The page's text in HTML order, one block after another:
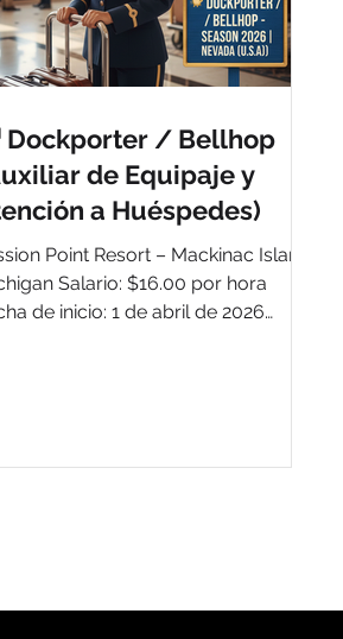
Dockporter / Bellhop
de Equipaje y
a Huéspedes)
Point Resort – Mackinac Island,
Salario: $16.00 por hora
inicio: 1 de abril de 2026